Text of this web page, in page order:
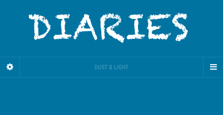
DUST & LIGHT